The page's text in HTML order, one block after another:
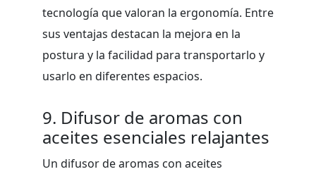
tecnología que valoran la ergonomía. Entre
sus ventajas destacan la mejora en la
postura y la facilidad para transportarlo y
usarlo en diferentes espacios.
9. Difusor de aromas con
aceites esenciales relajantes
Un difusor de aromas con aceites